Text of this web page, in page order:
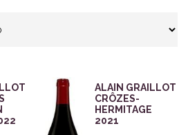
ALAIN GRAILLOT
CRÔZES-
HERMITAGE
2021